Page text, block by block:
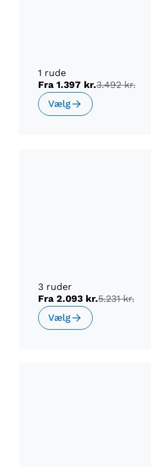
1 rude
Fra 1.397 kr.3.492 kr.
Vælg
3 ruder
Fra 2.093 kr.5.231 kr.
Vælg